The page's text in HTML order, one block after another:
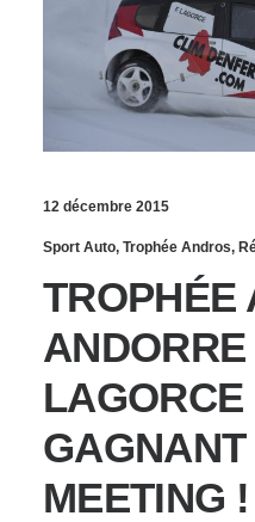
12 décembre 2015
Sport Auto, Trophée Andros,
TROPHÉE
GAGNANT
MEETING !